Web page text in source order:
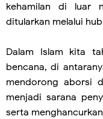
kehamilan di luar
ditularkan melalui
Dalam Islam kita
bencana, di
mendorong aborsi
menjadi sarana
serta